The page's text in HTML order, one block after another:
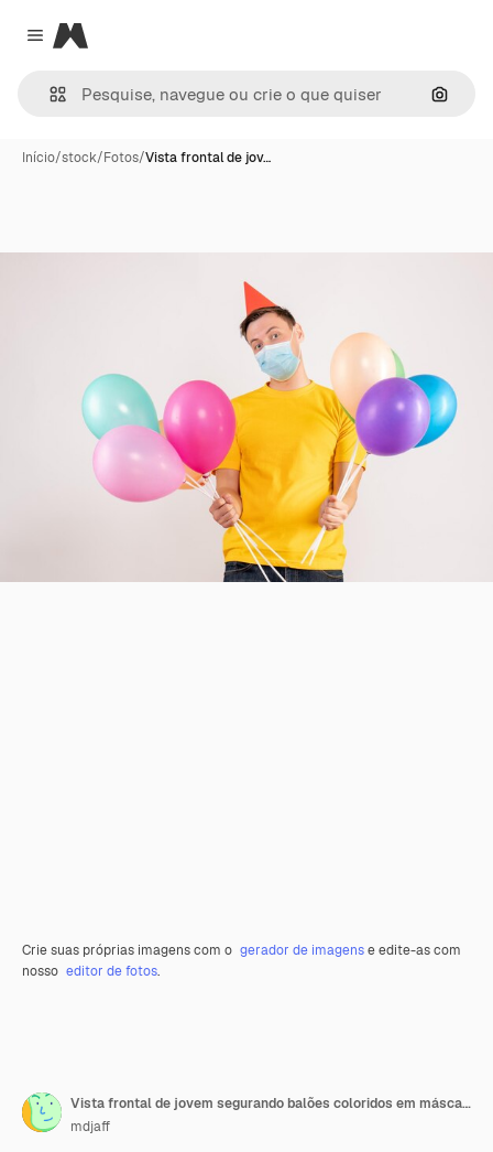
Close menu
Magnific
Início/stock/Fotos/Vista frontal de jov…
Crie suas próprias imagens com o gerador de imagense edite-as com
nosso editor de fotos.
Vista frontal de jovem segurando balões coloridos em máscara na parede branca
mdjaff